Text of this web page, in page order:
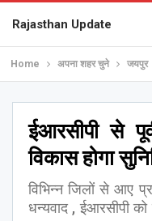
Rajasthan Update
Home अपना शहर चुने जयपुर
ईआरसीपी से
विकास होगा
विभिन्न जिलों से आए
धन्यवाद , ईआरसीपी को